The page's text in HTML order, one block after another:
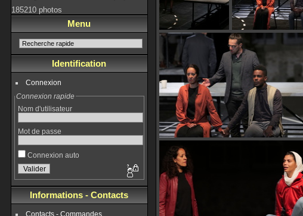
185210 photos
Menu
Identification
Connexion
Connexion rapide
Nom d'utilisateur
Mot de passe
Connexion auto
Informations - Contacts
Contacts - Commandes